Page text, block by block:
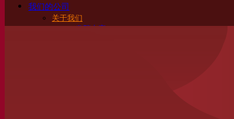
我们的公司
关于我们
发酵专家